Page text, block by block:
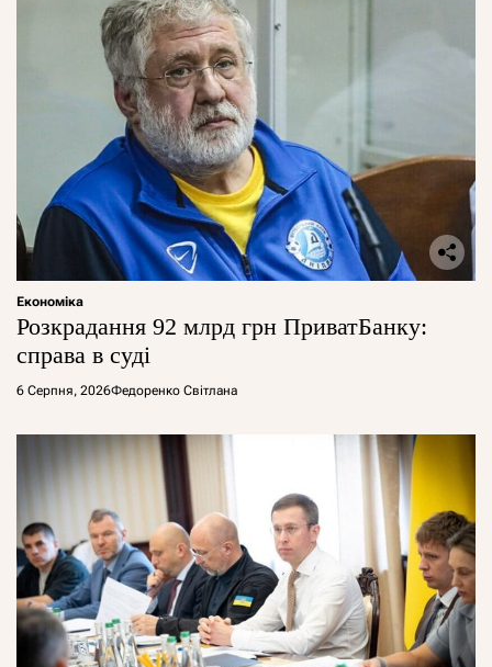
Економіка
Розкрадання 92 млрд грн ПриватБанку:
справа в суді
6 Серпня, 2026Федоренко Світлана